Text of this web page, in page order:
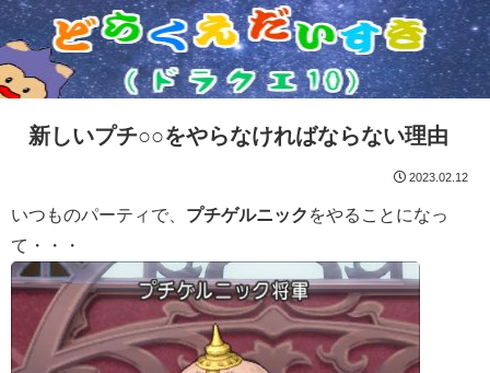
新しいプチ○○をやらなければならない理由
2023.02.12
いつものパーティで、 プチゲルニック をやることになっ
て・・・